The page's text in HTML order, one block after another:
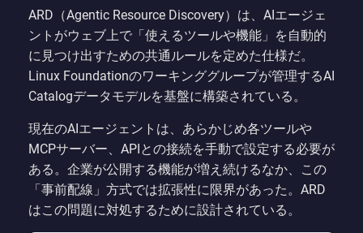
ARD（Agentic Resource Discovery）は、AIエージェ
ントがウェブ上で「使えるツールや機能」を自動的
に見つけ出すための共通ルールを定めた仕様だ。
Linux Foundationのワーキンググループが管理するAI
Catalogデータモデルを基盤に構築されている。
現在のAIエージェントは、あらかじめ各ツールや
MCPサーバー、APIとの接続を手動で設定する必要が
ある。企業が公開する機能が増え続けるなか、この
「事前配線」方式では拡張性に限界があった。ARD
はこの問題に対処するために設計されている。